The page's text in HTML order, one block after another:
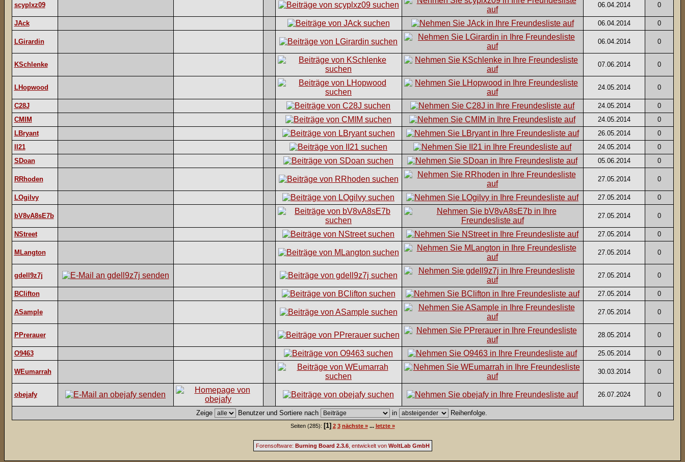
scyplxz09 06.04.2014 0
JAck 06.04.2014 0
LGirardin 06.04.2014 0
KSchlenke 07.06.2014 0
LHopwood 24.05.2014 0
C28J 24.05.2014
0
CMIM
24.05.2014
0
LBryant
26.05.2014
0
II21
24.05.2014
0
SDoan
05.06.2014 0
RRhoden 27.05.2014 0
LOgilvy 27.05.2014 0
bV8vA8sE7b 27.05.2014 0
NStreet 27.05.2014 0
MLangton 27.05.2014 0
gdell9z7j 27.05.2014 0
BClifton 27.05.2014 0
ASample 27.05.2014 0
PPrerauer 28.05.2014 0
O9463 25.05.2014 0
WEumarrah 30.03.2014 0
obejafy 26.07.2024 0
Zeige Benutzer und Sortiere nach in Reihenfolge.
Seiten (285): [1] 2 3 nächste » ... letzte »
Forensoftware: Burning Board 2.3.6, entwickelt von WoltLab GmbH